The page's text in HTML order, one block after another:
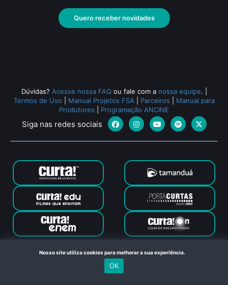
Quero receber novidades
Dúvidas? Acesse nossa FAQ ou fale com a nossa equipe.
Termos de Uso
Manual Projetos FSA Parceiros
Manual para
Produtores
Programação ANCINE
Siga nas redes sociais
Canal Curta © 2024. Todos os direitos reservados. Feito com
no Rio de Janeiro
Nosso site utiliza cookies para melhorar a sua experiência.
OK